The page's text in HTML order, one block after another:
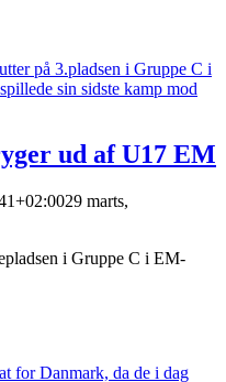
ud af U17 EM
29 marts,
i Gruppe C i EM-